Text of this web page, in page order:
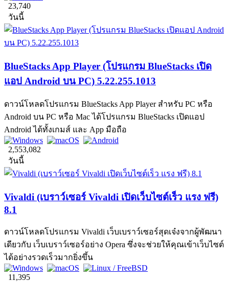
23,740
วันนี้
BlueStacks App Player (โปรแกรม BlueStacks เปิด
แอป Android บน PC) 5.22.255.1013
ดาวน์โหลดโปรแกรม BlueStacks App Player สำหรับ PC หรือ
Android บน PC หรือ Mac ได้โปรแกรม BlueStacks เปิดแอป
Android ได้ทั้งเกมส์ และ App มือถือ
2,553,082
วันนี้
Vivaldi (เบราว์เซอร์ Vivaldi เปิดเว็บไซต์เร็ว แรง ฟรี)
8.1
ดาวน์โหลดโปรแกรม Vivaldi เว็บเบราว์เซอร์สุดเจ๋งจากผู้พัฒนา
เดียวกับ เว็บเบราว์เซอร์อย่าง Opera ซึ่งจะช่วยให้คุณเข้าเว็บไซต์
ได้อย่างรวดเร็วมากยิ่งขึ้น
11,395